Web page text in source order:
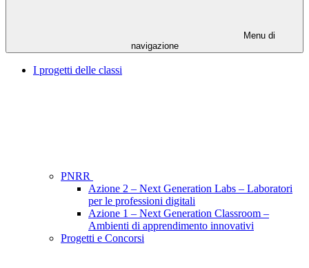
Menu di
navigazione
I progetti delle classi
PNRR
Azione 2 – Next Generation Labs – Laboratori
per le professioni digitali
Azione 1 – Next Generation Classroom –
Ambienti di apprendimento innovativi
Progetti e Concorsi